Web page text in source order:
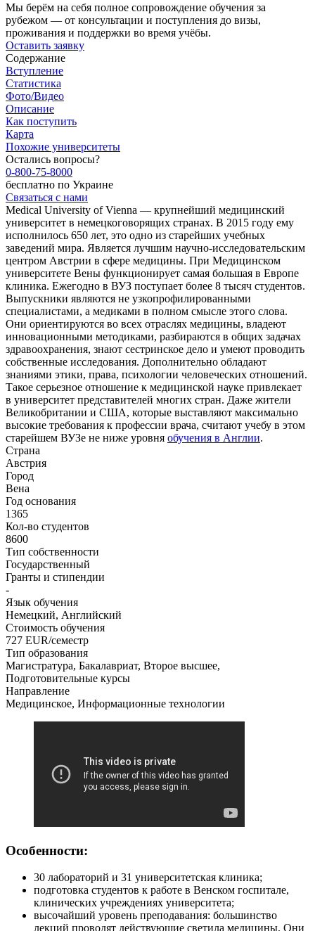
Мы берём на себя полное сопровождение обучения за
рубежом — от консультации и поступления до визы,
проживания и поддержки во время учёбы.
Оставить заявку
Содержание
Вступление
Статистика
Фото/Видео
Описание
Как поступить
Карта
Похожие университеты
Остались вопросы?
0-800-75-8000
бесплатно по Украине
Связаться с нами
Medical University of Vienna — крупнейший медицинский
университет в немецкоговорящих странах. В 2015 году ему
исполнилось 650 лет, это одно из старейших учебных
заведений мира. Является лучшим научно-исследовательским
центром Австрии в сфере медицины. При Медицинском
университете Вены функционирует самая большая в Европе
клиника. Ежегодно в ВУЗ поступает более 8 тысяч студентов.
Выпускники являются не узкопрофилированными
специалистами, а медиками в полном смысле этого слова.
Они ориентируются во всех отраслях медицины, владеют
инновационными методиками, разбираются в общих задачах
здравоохранения, знают сестринское дело и умеют проводить
собственные исследования. Дополнительно обладают
знаниями этики, права, психологии человеческих отношений.
Такое серьезное отношение к медицинской науке привлекает
в университет представителей многих стран. Даже жители
Великобритании и США, которые выставляют максимально
высокие требования к профессии врача, считают учебу в этом
старейшем ВУЗе не ниже уровня обучения в Англии.
Страна
Австрия
Город
Вена
Год основания
1365
Кол-во студентов
8600
Тип собственности
Государственный
Гранты и стипендии
-
Язык обучения
Немецкий, Английский
Стоимость обучения
727 EUR/семестр
Тип образования
Магистратура, Бакалавриат, Второе высшее,
Подготовительные курсы
Направление
Медицинское, Информационные технологии
Особенности:
30 лабораторий и 31 университетская клиника;
подготовка студентов к работе в Венском госпитале,
клинических учреждениях университета;
высочайший уровень преподавания: большинство
лекций проводят действующие светила медицины. Они